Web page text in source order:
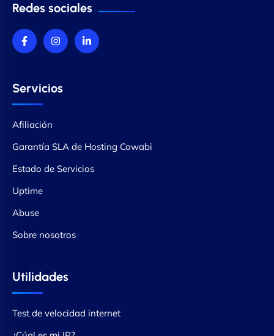
Redes sociales
Servicios
Afiliación
Garantía SLA de Hosting Cowabi
Estado de Servicios
Uptime
Abuse
Sobre nosotros
Utilidades
Test de velocidad internet